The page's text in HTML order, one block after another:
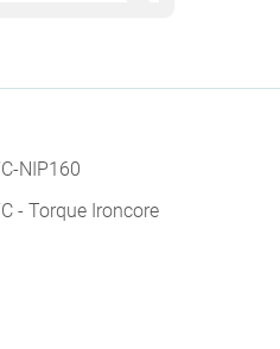
NIP160
- Torque Ironcore